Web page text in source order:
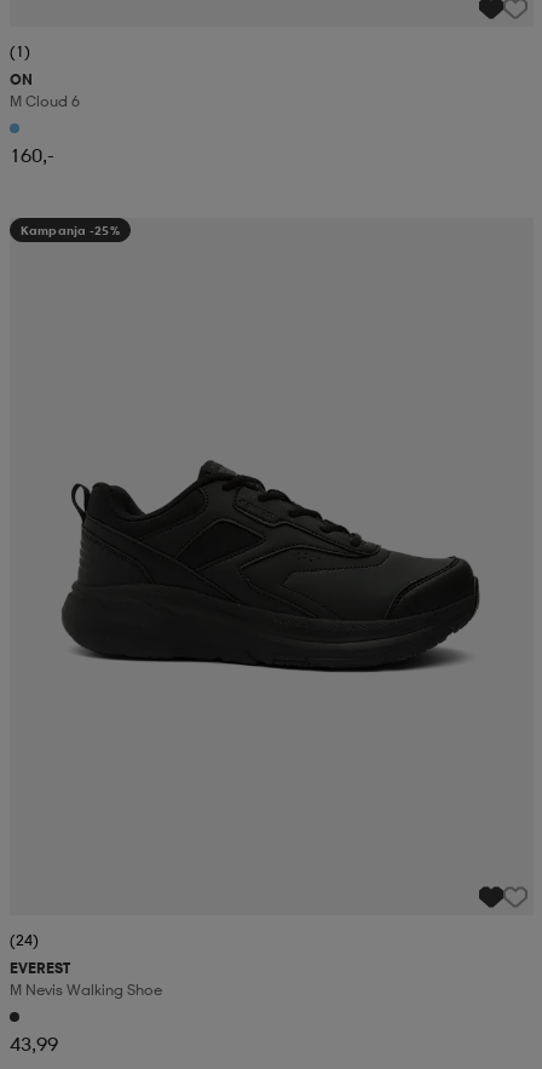
(1)
ON
M Cloud 6
160,-
Kampanja -25%
(24)
EVEREST
M Nevis Walking Shoe
43,99